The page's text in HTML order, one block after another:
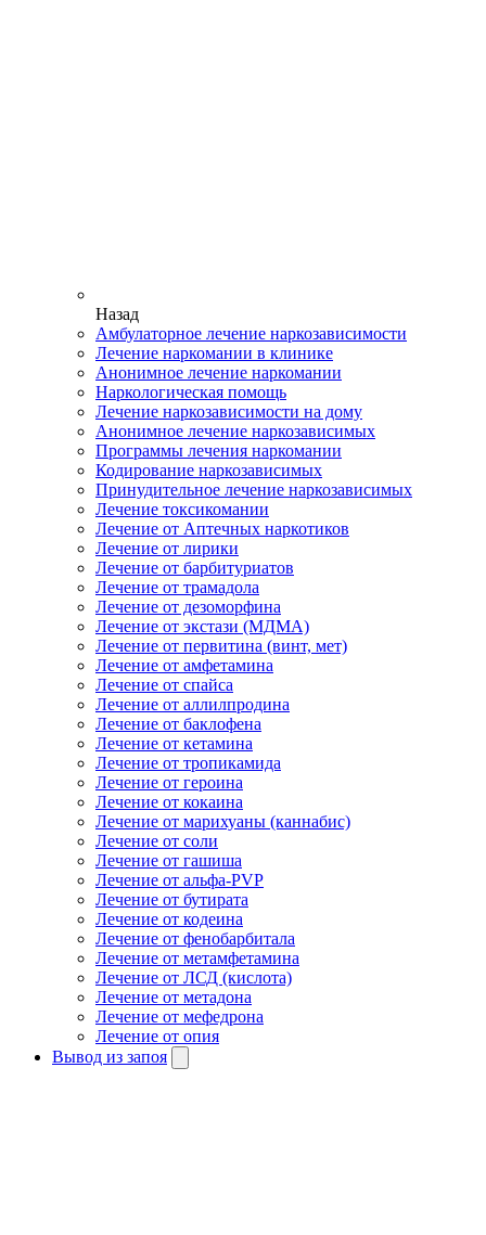
Назад
Амбулаторное лечение наркозависимости
Лечение наркомании в клинике
Анонимное лечение наркомании
Наркологическая помощь
Лечение наркозависимости на дому
Анонимное лечение наркозависимых
Программы лечения наркомании
Кодирование наркозависимых
Принудительное лечение наркозависимых
Лечение токсикомании
Лечение от Аптечных наркотиков
Лечение от лирики
Лечение от барбитуриатов
Лечение от трамадола
Лечение от дезоморфина
Лечение от экстази (МДМА)
Лечение от первитина (винт, мет)
Лечение от амфетамина
Лечение от спайса
Лечение от аллилпродина
Лечение от баклофена
Лечение от кетамина
Лечение от тропикамида
Лечение от героина
Лечение от кокаина
Лечение от марихуаны (каннабис)
Лечение от соли
Лечение от гашиша
Лечение от альфа-PVP
Лечение от бутирата
Лечение от кодеина
Лечение от фенобарбитала
Лечение от метамфетамина
Лечение от ЛСД (кислота)
Лечение от метадона
Лечение от мефедрона
Лечение от опия
Вывод из запоя